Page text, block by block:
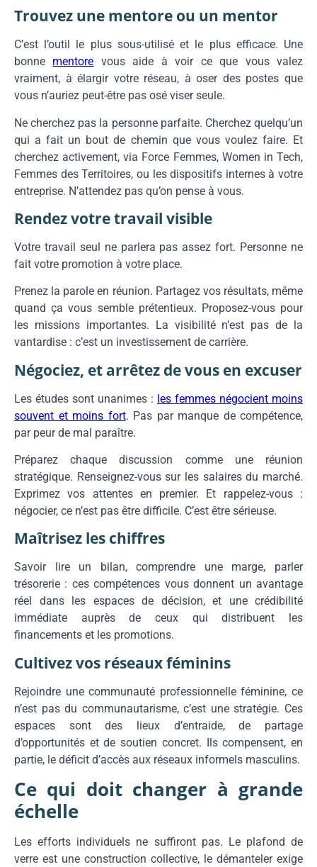
Trouvez une mentore ou un mentor
C’est l’outil le plus sous-utilisé et le plus efficace. Une
bonne mentore vous aide à voir ce que vous valez
vraiment, à élargir votre réseau, à oser des postes que
vous n’auriez peut-être pas osé viser seule.
Ne cherchez pas la personne parfaite. Cherchez quelqu’un
qui a fait un bout de chemin que vous voulez faire. Et
cherchez activement, via Force Femmes, Women in Tech,
Femmes des Territoires, ou les dispositifs internes à votre
entreprise. N’attendez pas qu’on pense à vous.
Rendez votre travail visible
Votre travail seul ne parlera pas assez fort. Personne ne
fait votre promotion à votre place.
Prenez la parole en réunion. Partagez vos résultats, même
quand ça vous semble prétentieux. Proposez-vous pour
les missions importantes. La visibilité n’est pas de la
vantardise : c’est un investissement de carrière.
Négociez, et arrêtez de vous en excuser
Les études sont unanimes : les femmes négocient moins
souvent et moins fort. Pas par manque de compétence,
par peur de mal paraître.
Préparez chaque discussion comme une réunion
stratégique. Renseignez-vous sur les salaires du marché.
Exprimez vos attentes en premier. Et rappelez-vous :
négocier, ce n’est pas être difficile. C’est être sérieuse.
Maîtrisez les chiffres
Savoir lire un bilan, comprendre une marge, parler
trésorerie : ces compétences vous donnent un avantage
réel dans les espaces de décision, et une crédibilité
immédiate auprès de ceux qui distribuent les
financements et les promotions.
Cultivez vos réseaux féminins
Rejoindre une communauté professionnelle féminine, ce
n’est pas du communautarisme, c’est une stratégie. Ces
espaces sont des lieux d’entraide, de partage
d’opportunités et de soutien concret. Ils compensent, en
partie, le déficit d’accès aux réseaux informels masculins.
Ce qui doit changer à grande
échelle
Les efforts individuels ne suffiront pas. Le plafond de
verre est une construction collective, le démanteler exige